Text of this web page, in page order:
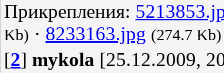
Прикрепления:
Kb) · 8233163.jpg (274.7 Kb)
[2] mykola [25.12.2009,